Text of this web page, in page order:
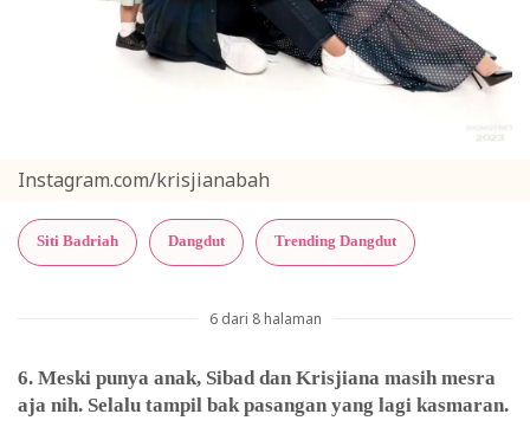
Instagram.com/krisjianabah
Siti Badriah Dangdut Trending Dangdut
6 dari 8 halaman
6. Meski punya anak, Sibad dan Krisjiana masih mesra
aja nih. Selalu tampil bak pasangan yang lagi kasmaran.